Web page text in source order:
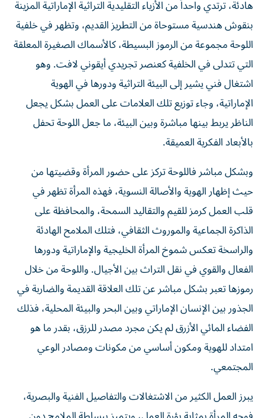
هادئة، ترتدي واحداً من الأزياء التقليدية التراثية الإماراتية المزينة
بنقوش هندسية مستوحاة من التطريز القديم، وتظهر في خلفية
اللوحة مجموعة من الرموز البسيطة، كالأسماك الصغيرة المعلقة
التي تتدلى في الخلفية كعنصر تجريدي أيقوني لافت. وهو
اشتغال فني يشير إلى البيئة التراثية ودورها في الهوية
الإماراتية، وجاء توزيع تلك العلامات على العمل بشكل يجعل
الناظر يربط بينها مباشرة وبين البيئة، ما جعل اللوحة تحفل
بالأبعاد الفكرية العميقة.
وبشكل مباشر فاللوحة تركز على حضور المرأة وقضيتها من
حيث إظهار الهوية والأصالة النسوية، فهذه المرأة تظهر في
قلب العمل كرمز للقيم والتقاليد السمحة، والمحافظة على
الذاكرة الجماعية والموروث الثقافي، فتلك الملامح الهادئة
والراسخة تعكس شموخ المرأة الخليجية والإماراتية ودورها
الفعال والقوي في نقل التراث بين الأجيال. واللوحة من خلال
رموزها تعبر بشكل مباشر عن تلك العلاقة القديمة والضاربة في
الجذور بين الإنسان الإماراتي وبين البحر والبيئة المحلية، فذلك
الفضاء المائي الأزرق لم يكن مجرد مصدر للرزق، بقدر ما هو
امتداد للهوية ومكون أساسي من مكونات ومصادر الوعي
المجتمعي.
يبرز العمل الكثير من الاشتغالات والتفاصيل الفنية والبصرية،